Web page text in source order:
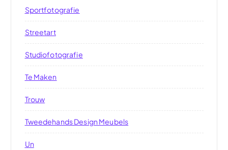
Sportfotografie
Streetart
Studiofotografie
Te Maken
Trouw
Tweedehands Design Meubels
Un